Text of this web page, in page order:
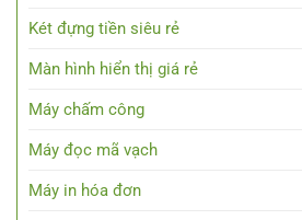
Két đựng tiền siêu rẻ
Màn hình hiển thị giá rẻ
Máy chấm công
Máy đọc mã vạch
Máy in hóa đơn